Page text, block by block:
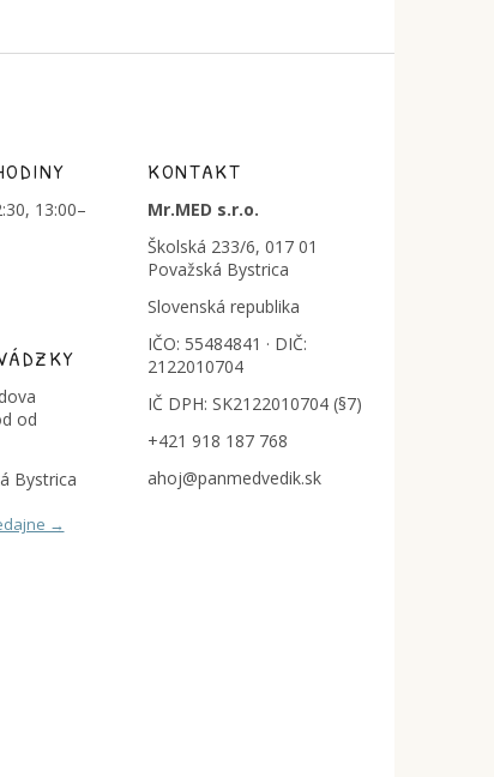
13:00–
od
Bystrica
→
KONTAKT
Mr.MED s.r.o.
Školská 233/6, 017 01
Považská Bystrica
Slovenská republika
IČO: 55484841 · DIČ:
2122010704
IČ DPH: SK2122010704 (§7)
+421 918 187 768
ahoj@panmedvedik.sk